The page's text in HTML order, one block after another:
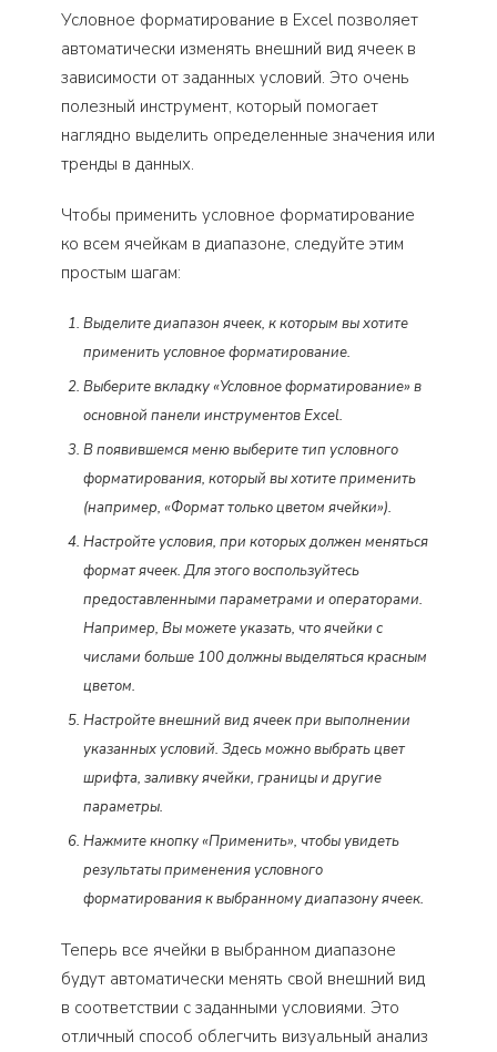
Условное форматирование в Excel позволяет
автоматически изменять внешний вид ячеек в
зависимости от заданных условий. Это очень
полезный инструмент, который помогает
наглядно выделить определенные значения или
тренды в данных.
Чтобы применить условное форматирование
ко всем ячейкам в диапазоне, следуйте этим
простым шагам:
Выделите диапазон ячеек, к которым вы хотите
применить условное форматирование.
Выберите вкладку «Условное форматирование» в
основной панели инструментов Excel.
В появившемся меню выберите тип условного
форматирования, который вы хотите применить
(например, «Формат только цветом ячейки»).
Настройте условия, при которых должен меняться
формат ячеек. Для этого воспользуйтесь
предоставленными параметрами и операторами.
Например, Вы можете указать, что ячейки с
числами больше 100 должны выделяться красным
цветом.
Настройте внешний вид ячеек при выполнении
указанных условий. Здесь можно выбрать цвет
шрифта, заливку ячейки, границы и другие
параметры.
Нажмите кнопку «Применить», чтобы увидеть
результаты применения условного
форматирования к выбранному диапазону ячеек.
Теперь все ячейки в выбранном диапазоне
будут автоматически менять свой внешний вид
в соответствии с заданными условиями. Это
отличный способ облегчить визуальный анализ